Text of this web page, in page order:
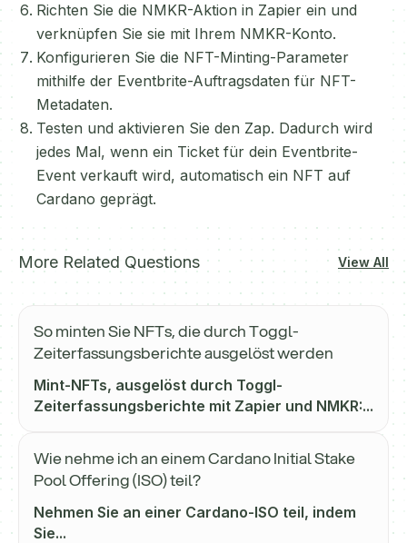
Richten Sie die NMKR-Aktion in Zapier ein und
verknüpfen Sie sie mit Ihrem NMKR-Konto.
Konfigurieren Sie die NFT-Minting-Parameter
mithilfe der Eventbrite-Auftragsdaten für NFT-
Metadaten.
Testen und aktivieren Sie den Zap. Dadurch wird
jedes Mal, wenn ein Ticket für dein Eventbrite-
Event verkauft wird, automatisch ein NFT auf
Cardano geprägt.
More Related Questions View All
So minten Sie NFTs, die durch Toggl-
Zeiterfassungsberichte ausgelöst werden
Mint-NFTs, ausgelöst durch Toggl-
Zeiterfassungsberichte mit Zapier und NMKR:...
Wie nehme ich an einem Cardano Initial Stake
Pool Offering (ISO) teil?
Nehmen Sie an einer Cardano-ISO teil, indem
Sie...